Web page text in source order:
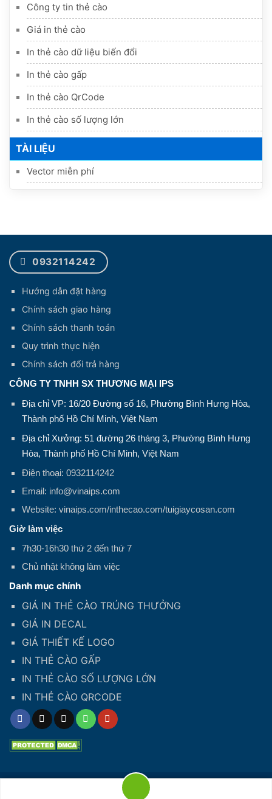
Công ty tin thẻ cào
Giá in thẻ cào
In thẻ cào dữ liệu biến đổi
In thẻ cào gấp
In thẻ cào QrCode
In thẻ cào số lượng lớn
TÀI LIỆU
Vector miễn phí
0932114242
Hướng dẫn đặt hàng
Chính sách giao hàng
Chính sách thanh toán
Quy trình thực hiện
Chính sách đổi trả hàng
CÔNG TY TNHH SX THƯƠNG MẠI IPS
Địa chỉ VP: 16/20 Đường số 16, Phường Bình Hưng Hòa,
Thành phố Hồ Chí Minh, Việt Nam
Địa chỉ Xưởng: 51 đường 26 tháng 3, Phường Bình Hưng
Hòa, Thành phố Hồ Chí Minh, Việt Nam
Điện thoại: 0932114242
Email: info@vinaips.com
Website: vinaips.com/inthecao.com/tuigiaycosan.com
Giờ làm việc
7h30-16h30 thứ 2 đến thứ 7
Chủ nhật không làm việc
Danh mục chính
GIÁ IN THẺ CÀO TRÚNG THƯỞNG
GIÁ IN DECAL
GIÁ THIẾT KẾ LOGO
IN THẺ CÀO GẤP
IN THẺ CÀO SỐ LƯỢNG LỚN
IN THẺ CÀO QRCODE
Hotline: 02822077879